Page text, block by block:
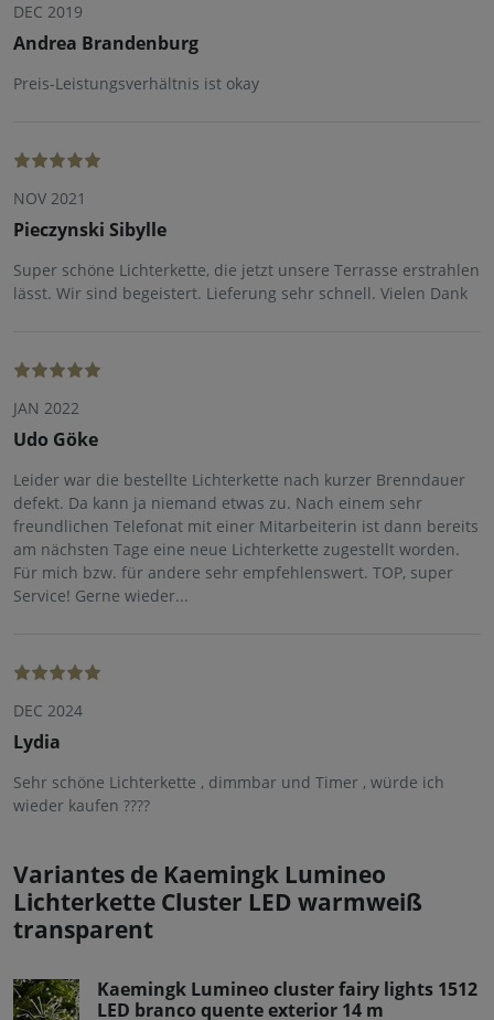
DEC 2019
Andrea Brandenburg
Preis-Leistungsverhältnis ist okay
NOV 2021
Pieczynski Sibylle
Super schöne Lichterkette, die jetzt unsere Terrasse erstrahlen
lässt. Wir sind begeistert. Lieferung sehr schnell. Vielen Dank
JAN 2022
Udo Göke
Leider war die bestellte Lichterkette nach kurzer Brenndauer
defekt. Da kann ja niemand etwas zu. Nach einem sehr
freundlichen Telefonat mit einer Mitarbeiterin ist dann bereits
am nächsten Tage eine neue Lichterkette zugestellt worden.
Für mich bzw. für andere sehr empfehlenswert. TOP, super
Service! Gerne wieder...
DEC 2024
Lydia
Sehr schöne Lichterkette , dimmbar und Timer , würde ich
wieder kaufen ????
Variantes de Kaemingk Lumineo
Lichterkette Cluster LED warmweiß
transparent
Kaemingk Lumineo cluster fairy lights 1512
LED branco quente exterior 14 m